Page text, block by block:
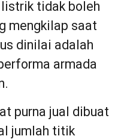
tidak boleh
mengkilap saat
dinilai adalah
armada
purna jual dibuat
jumlah titik